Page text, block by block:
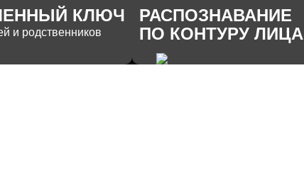
КЛЮЧ
и родственников
РАСПОЗНАВАНИЕ
ПО КОНТУРУ ЛИЦА